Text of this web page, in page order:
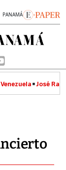
Venezuela José